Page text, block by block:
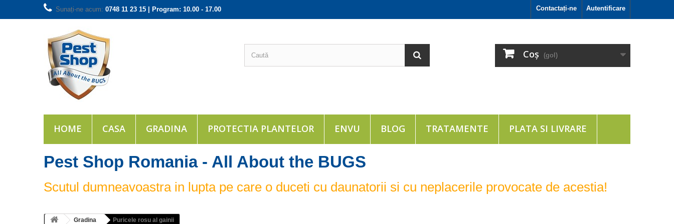
Autentificare
Contactați-ne
Sunați-ne acum: 0748 11 23 15 | Program: 10.00 - 17.00
Coş (gol)
HOME CASA GRADINA PROTECTIA PLANTELOR ENVU BLOG TRATAMENTE PLATA SI LIVRARE
Pest Shop Romania - All About the BUGS
Scutul dumneavoastra in lupta pe care o duceti cu daunatorii si cu neplacerile provocate de acestia!
Gradina Puricele rosu al gainii